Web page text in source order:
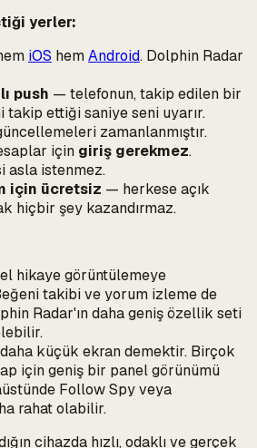
yerler:
iOS hemAndroid. Dolphin Radar
push — telefonun, takip edilen bir
takip ettiği saniye seni uyarır.
zamanlanmıştır.
için giriş gerekmez.
asla istenmez.
için ücretsiz — herkese açık
hiçbir şey kazandırmaz.
hikaye görüntülemeye
takibi ve yorum izleme de
Radar'ın daha geniş özellik seti
küçük ekran demektir. Birçok
için geniş bir panel görünümü
Follow Spy veya
rahat olabilir.
cihazda hızlı, odaklı ve gerçek